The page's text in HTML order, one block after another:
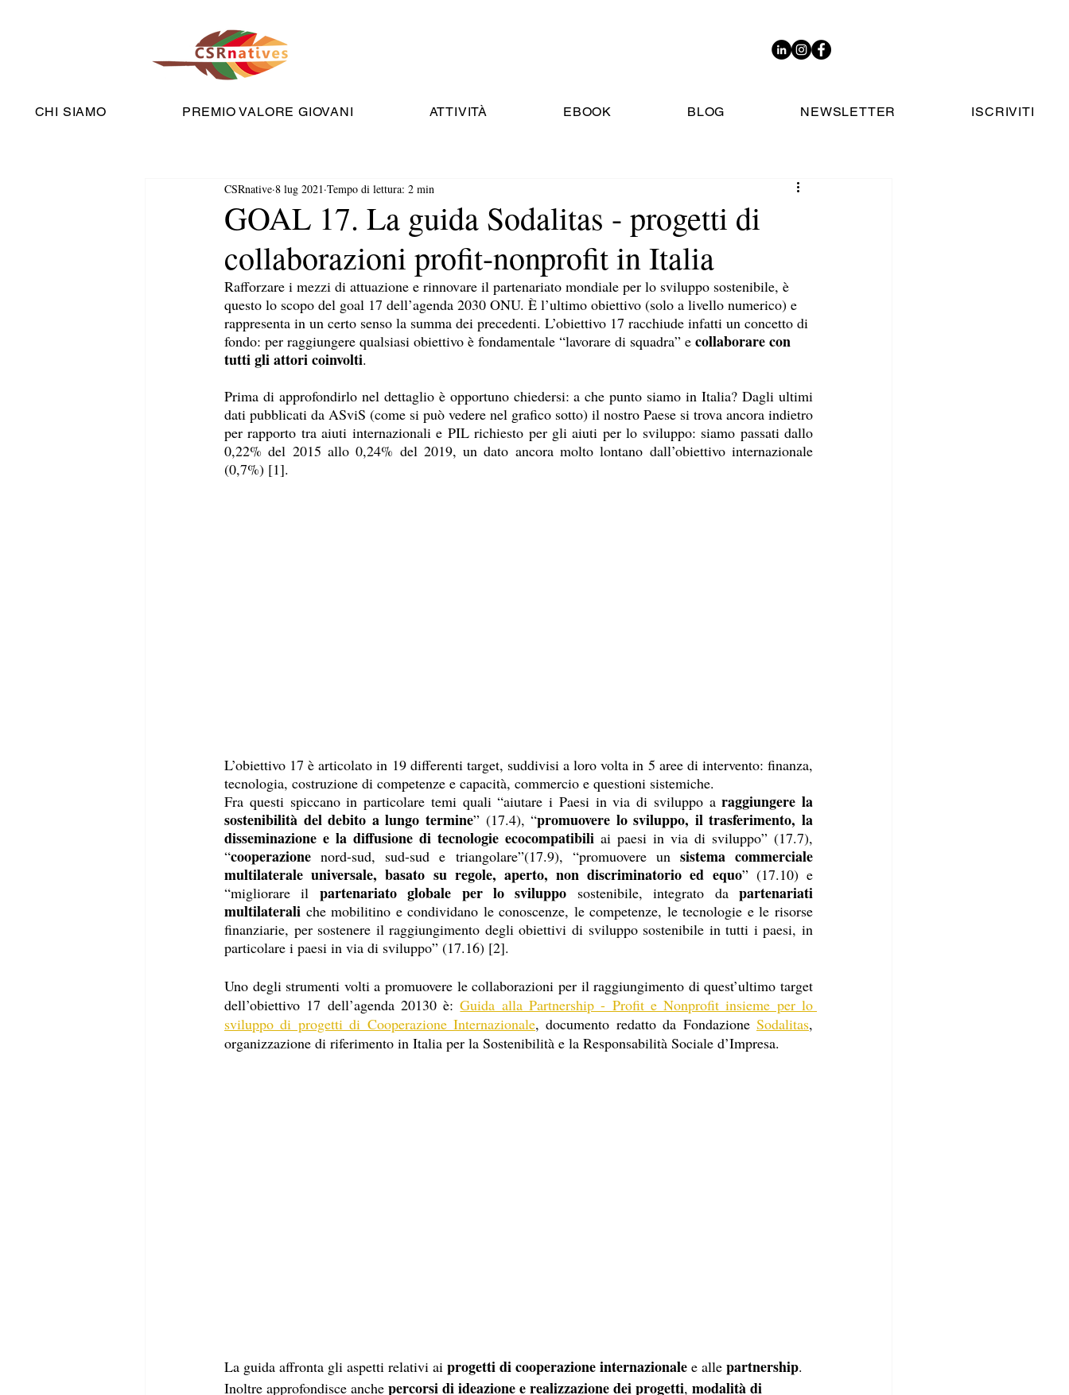
CHI SIAMO PREMIO VALORE GIOVANI ATTIVITÀ EBOOK BLOG NEWSLETTER ISCRIVITI
GOAL 17. La guida Sodalitas - progetti di
collaborazioni profit-nonprofit in Italia
CSRnative 8 lug 2021 Tempo di lettura: 2 min
Rafforzare i mezzi di attuazione e rinnovare il partenariato mondiale per lo sviluppo sostenibile, è
questo lo scopo del goal 17 dell’agenda 2030 ONU. È l’ultimo obiettivo (solo a livello numerico) e
rappresenta in un certo senso la summa dei precedenti. L’obiettivo 17 racchiude infatti un concetto di
fondo: per raggiungere qualsiasi obiettivo è fondamentale “lavorare di squadra” e collaborare con
tutti gli attori coinvolti.
Prima di approfondirlo nel dettaglio è opportuno chiedersi: a che punto siamo in Italia? Dagli ultimi
dati pubblicati da ASviS (come si può vedere nel grafico sotto) il nostro Paese si trova ancora indietro
per rapporto tra aiuti internazionali e PIL richiesto per gli aiuti per lo sviluppo: siamo passati dallo
0,22% del 2015 allo 0,24% del 2019, un dato ancora molto lontano dall’obiettivo internazionale
(0,7%) [1].
L’obiettivo 17 è articolato in 19 differenti target, suddivisi a loro volta in 5 aree di intervento: finanza,
tecnologia, costruzione di competenze e capacità, commercio e questioni sistemiche.
Fra questi spiccano in particolare temi quali “aiutare i Paesi in via di sviluppo a raggiungere la
sostenibilità del debito a lungo termine” (17.4), “promuovere lo sviluppo, il trasferimento, la
disseminazione e la diffusione di tecnologie ecocompatibili ai paesi in via di sviluppo” (17.7),
“cooperazione nord-sud, sud-sud e triangolare”(17.9), “promuovere un sistema commerciale
multilaterale universale, basato su regole, aperto, non discriminatorio ed equo” (17.10) e
“migliorare il partenariato globale per lo sviluppo sostenibile, integrato da partenariati
multilaterali che mobilitino e condividano le conoscenze, le competenze, le tecnologie e le risorse
finanziarie, per sostenere il raggiungimento degli obiettivi di sviluppo sostenibile in tutti i paesi, in
particolare i paesi in via di sviluppo” (17.16) [2].
Uno degli strumenti volti a promuovere le collaborazioni per il raggiungimento di quest’ultimo target
dell’obiettivo 17 dell’agenda 20130 è: Guida alla Partnership - Profit e Nonprofit insieme per lo
sviluppo di progetti di Cooperazione Internazionale, documento redatto da Fondazione Sodalitas,
organizzazione di riferimento in Italia per la Sostenibilità e la Responsabilità Sociale d’Impresa.
La guida affronta gli aspetti relativi ai progetti di cooperazione internazionale e alle partnership.
Inoltre approfondisce anche percorsi di ideazione e realizzazione dei progetti, modalità di